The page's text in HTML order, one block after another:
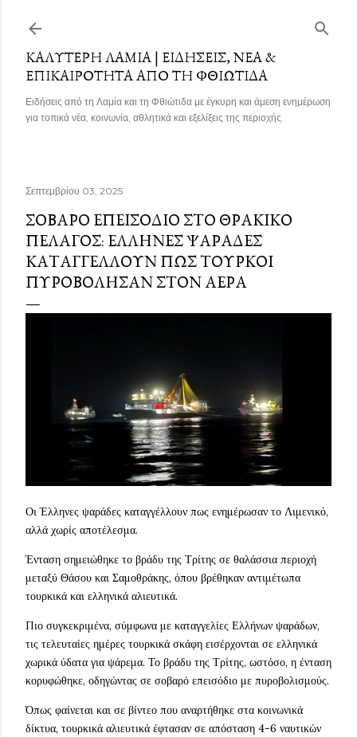
ΚΑΛΎΤΕΡΗ ΛΑΜΊΑ | ΕΙΔΉΣΕΙΣ, ΝΈΑ &
ΕΠΙΚΑΙΡΌΤΗΤΑ ΑΠΌ ΤΗ ΦΘΙΏΤΙΔΑ
Ειδήσεις από τη Λαμία και τη Φθιώτιδα με έγκυρη και άμεση ενημέρωση
για τοπικά νέα, κοινωνία, αθλητικά και εξελίξεις της περιοχής.
Σεπτεμβρίου 03, 2025
ΣΟΒΑΡΌ ΕΠΕΙΣΌΔΙΟ ΣΤΟ ΘΡΑΚΙΚΌ
ΠΈΛΑΓΟΣ: ΈΛΛΗΝΕΣ ΨΑΡΆΔΕΣ
ΚΑΤΑΓΓΈΛΛΟΥΝ ΠΩΣ ΤΟΎΡΚΟΙ
ΠΥΡΟΒΌΛΗΣΑΝ ΣΤΟΝ ΑΈΡΑ
Οι Έλληνες ψαράδες καταγγέλλουν πως ενημέρωσαν το Λιμενικό,
αλλά χωρίς αποτέλεσμα.
Ένταση σημειώθηκε το βράδυ της Τρίτης σε θαλάσσια περιοχή
μεταξύ Θάσου και Σαμοθράκης, όπου βρέθηκαν αντιμέτωπα
τουρκικά και ελληνικά αλιευτικά.
Πιο συγκεκριμένα, σύμφωνα με καταγγελίες Ελλήνων ψαράδων,
τις τελευταίες ημέρες τουρκικά σκάφη εισέρχονται σε ελληνικά
χωρικά ύδατα για ψάρεμα. Το βράδυ της Τρίτης, ωστόσο, η ένταση
κορυφώθηκε, οδηγώντας σε σοβαρό επεισόδιο με πυροβολισμούς.
Όπως φαίνεται και σε βίντεο που αναρτήθηκε στα κοινωνικά
δίκτυα, τουρκικά αλιευτικά έφτασαν σε απόσταση 4-6 ναυτικών